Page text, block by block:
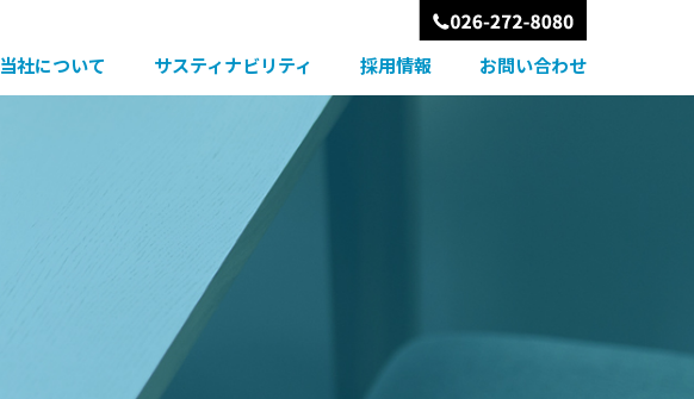
当社について サスティナビリティ 採用情報 お問い合わせ